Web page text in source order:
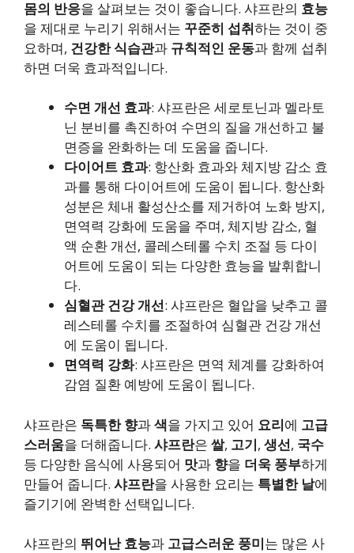
몸의 반응을 살펴보는 것이 좋습니다. 샤프란의 효능
을 제대로 누리기 위해서는 꾸준히 섭취하는 것이 중
요하며, 건강한 식습관과 규칙적인 운동과 함께 섭취
하면 더욱 효과적입니다.
수면 개선 효과: 샤프란은 세로토닌과 멜라토
닌 분비를 촉진하여 수면의 질을 개선하고 불
면증을 완화하는 데 도움을 줍니다.
다이어트 효과: 항산화 효과와 체지방 감소 효
과를 통해 다이어트에 도움이 됩니다. 항산화
성분은 체내 활성산소를 제거하여 노화 방지,
면역력 강화에 도움을 주며, 체지방 감소, 혈
액 순환 개선, 콜레스테롤 수치 조절 등 다이
어트에 도움이 되는 다양한 효능을 발휘합니
다.
심혈관 건강 개선: 샤프란은 혈압을 낮추고 콜
레스테롤 수치를 조절하여 심혈관 건강 개선
에 도움이 됩니다.
면역력 강화: 샤프란은 면역 체계를 강화하여
감염 질환 예방에 도움이 됩니다.
샤프란은 독특한 향과색을 가지고 있어 요리에 고급
스러움을 더해줍니다. 샤프란은 쌀, 고기, 생선, 국수
등 다양한 음식에 사용되어 맛과 향을 더욱 풍부하게
만들어 줍니다. 샤프란을 사용한 요리는 특별한 날에
즐기기에 완벽한 선택입니다.
샤프란의 뛰어난 효능과 고급스러운 풍미는 많은 사